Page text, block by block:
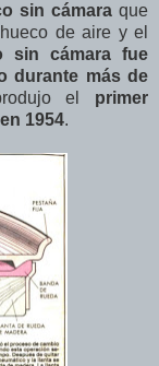
sin cámara que
de aire y el
sin cámara fue
durante más de
el primer
1954.